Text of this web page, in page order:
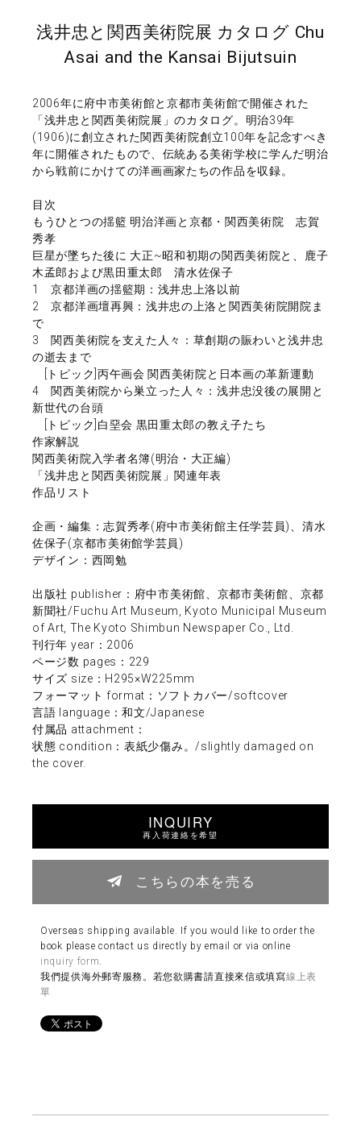
浅井忠と関西美術院展 カタログ Chu
Asai and the Kansai Bijutsuin
2006年に府中市美術館と京都市美術館で開催された
「浅井忠と関西美術院展」のカタログ。明治39年
(1906)に創立された関西美術院創立100年を記念すべき
年に開催されたもので、伝統ある美術学校に学んだ明治
から戦前にかけての洋画画家たちの作品を収録。
目次
もうひとつの揺籃 明治洋画と京都・関西美術院 志賀
秀孝
巨星が墜ちた後に 大正~昭和初期の関西美術院と、鹿子
木孟郎および黒田重太郎 清水佐保子
1 京都洋画の揺籃期：浅井忠上洛以前
2 京都洋画壇再興：浅井忠の上洛と関西美術院開院ま
で
3 関西美術院を支えた人々：草創期の賑わいと浅井忠
の逝去まで
[トピック]丙午画会 関西美術院と日本画の革新運動
4 関西美術院から巣立った人々：浅井忠没後の展開と
新世代の台頭
[トピック]白堊会 黒田重太郎の教え子たち
作家解説
関西美術院入学者名簿(明治・大正編)
「浅井忠と関西美術院展」関連年表
作品リスト
企画・編集：志賀秀孝(府中市美術館主任学芸員)、清水
佐保子(京都市美術館学芸員)
デザイン：西岡勉
出版社 publisher：府中市美術館、京都市美術館、京都
新聞社/Fuchu Art Museum, Kyoto Municipal Museum
of Art, The Kyoto Shimbun Newspaper Co., Ltd.
刊行年 year：2006
ページ数 pages：229
サイズ size：H295×W225mm
フォーマット format：ソフトカバー/softcover
言語 language：和文/Japanese
付属品 attachment：
状態 condition：表紙少傷み。/slightly damaged on
the cover.
INQUIRY
再入荷連絡を希望
こちらの本を売る
Overseas shipping available. If you would like to order the
book please contact us directly by email or via online
inquiry form.
我們提供海外郵寄服務。若您欲購書請直接來信或填寫線上表
單